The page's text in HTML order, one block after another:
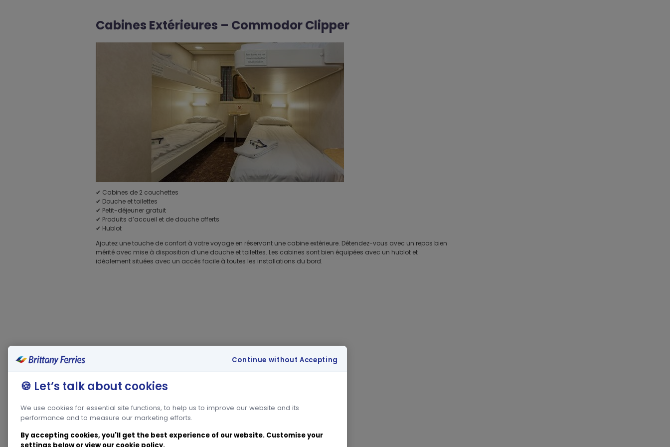
Cabines Extérieures – Commodor Clipper
✔ Cabines de 2 couchettes
✔ Douche et toilettes
✔ Petit-déjeuner gratuit
✔ Produits d’accueil et de douche offerts
✔ Hublot
Ajoutez une touche de confort à votre voyage en réservant une cabine extérieure. Détendez-vous avec un repos bien
mérité avec mise à disposition d’une douche et toilettes. Les cabines sont bien équipées avec un hublot et
idéalement situées avec un accès facile à toutes les installations du bord.
🍪 Let’s talk about cookies
We use cookies for essential site functions, to help us to improve our website and its
performance and to measure our marketing efforts.
By accepting cookies, you'll get the best experience of our website. Customise your
Continue without Accepting